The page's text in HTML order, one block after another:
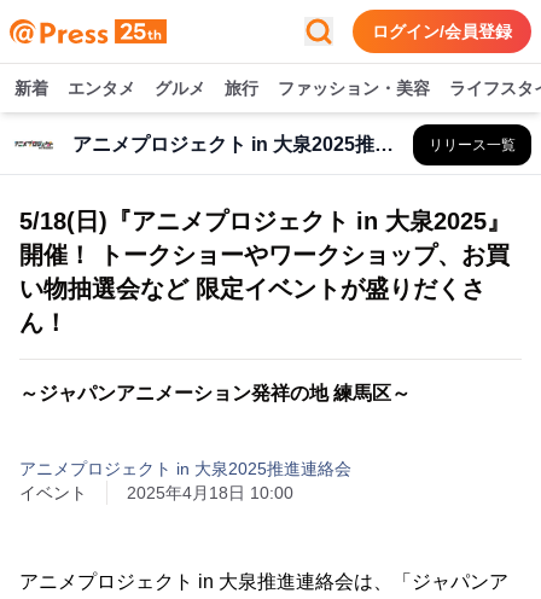
ログイン/会員登録
新着 エンタメ グルメ 旅行 ファッション・美容 ライフスタ
アニメプロジェクト in 大泉2025推進連絡会 リリース一覧
5/18(日)『アニメプロジェクト in 大泉2025』
開催！ トークショーやワークショップ、お買
い物抽選会など 限定イベントが盛りだくさ
ん！
～ジャパンアニメーション発祥の地 練馬区～
アニメプロジェクト in 大泉2025推進連絡会
イベント
2025年4月18日 10:00
アニメプロジェクト in 大泉推進連絡会は、「ジャパンア